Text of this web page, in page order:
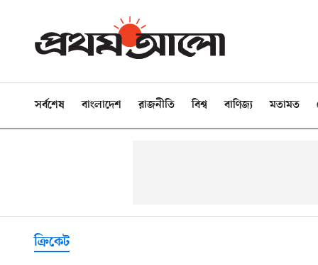
সর্বশেষ বাংলাদেশ রাজনীতি বিশ্ব বাণিজ্য মতামত
ক্রিকেট